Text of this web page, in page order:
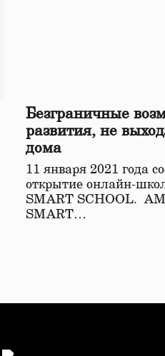
Безграничные
развития, не
дома
11 января 2021 года
открытие онлайн-
SMART SCHOOL.
SMART…